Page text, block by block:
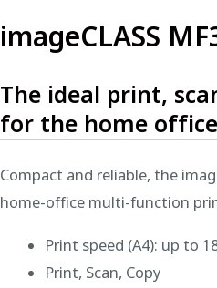
imageCLASS
The ideal print,
for the home office
Compact and reliable, the
home-office multi-function
Print speed (A4): up to
Print, Scan, Copy